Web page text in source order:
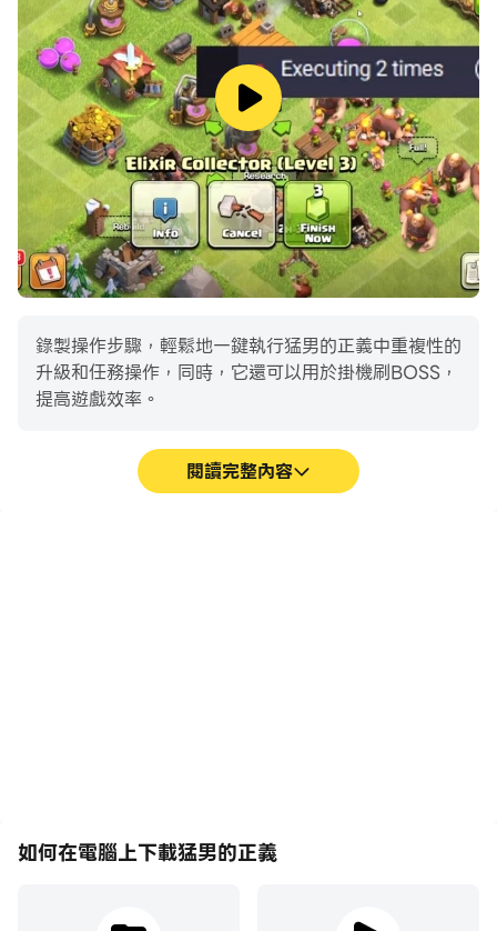
錄製操作步驟，輕鬆地一鍵執行猛男的正義中重複性的
升級和任務操作，同時，它還可以用於掛機刷BOSS，
提高遊戲效率。
閱讀完整內容
如何在電腦上下載猛男的正義